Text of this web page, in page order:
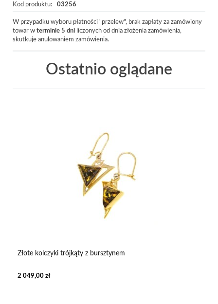
Kod produktu:
03256
W przypadku wyboru płatności "przelew", brak zapłaty za zamówiony
towar w terminie 5 dni liczonych od dnia złożenia zamówienia,
skutkuje anulowaniem zamówienia.
Ostatnio oglądane
Złote kolczyki trójkąty z bursztynem
2 049,00 zł